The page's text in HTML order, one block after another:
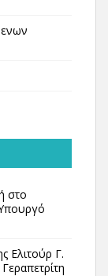
στο
Ελιτούρ Γ.